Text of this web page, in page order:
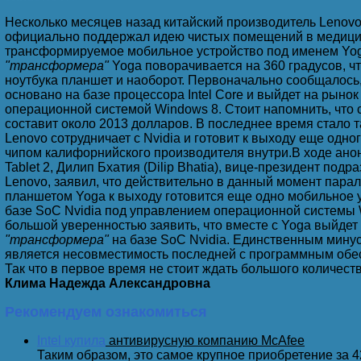
Скажи мне, что ты ищешь в Интернете, и я скажу, кто
Кто знает, где скачать последнюю версию Интернета?
Сижу в Интернете, чувствую запах жареной
Захожу в бухгалтерию - никого... Захожу в
Ваши руки ввели идиотскую команду и будут
Несколько месяцев назад китайский производитель
официально поддержал идею чистых помещений в
трансформируемое мобильное устройство под именем
"трансформера" Yoga поворачивается на 360 градусов,
ноутбука планшет и наоборот. Первоначально сообщалось,
основано на базе процессора Intel Core и выйдет на
операционной системой Windows 8. Стоит напомнить, что
составит около 2013 долларов. В последнее время стало
Lenovo сотрудничает с Nvidia и готовит к выходу еще
чипом калифорнийского производителя внутри.В ходе
Tablet 2, Дилип Бхатия (Dilip Bhatia), вице-президент
Lenovo, заявил, что действительно в данный момент
планшетом Yoga к выходу готовится еще одно мобильное
базе SoC Nvidia под управлением операционной
большой уверенностью заявить, что вместе с Yoga
"трансформера" на базе SoC Nvidia. Единственным
является несовместимость последней с программным
Так что в первое время не стоит ждать большого
Климa Надежда Александровна
Рекомендуем ознакомиться
Intel купила антивирусную компанию McAfee
Таким образом, это самое крупное приобретение за